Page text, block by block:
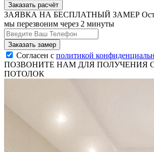
Заказать расчёт
ЗАЯВКА НА БЕСПЛАТНЫЙ ЗАМЕР
мы перезвоним через 2 минуты
Согласен с политикой
ПОЗВОНИТЕ НАМ ДЛЯ ПОЛУЧЕНИЯ
ПОТОЛОК